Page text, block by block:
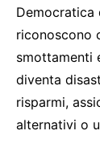
Democratica
riconoscono
smottamenti
diventa
risparmi,
alternativi o